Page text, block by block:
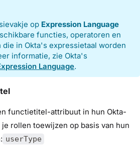
op Expression Language
functies, operatoren en
in Okta's expressietaal worden
informatie, zie Okta's
Language.
functietitel-attribuut in hun Okta-
rollen toewijzen op basis van hun
userType